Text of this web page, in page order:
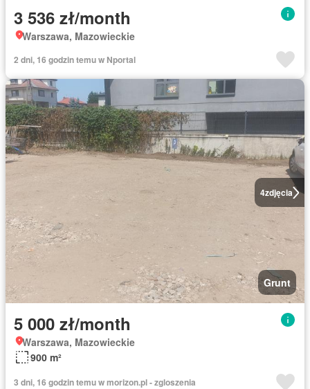
3 536 zł/month
Warszawa, Mazowieckie
2 dni, 16 godzin temu w Nportal
4zdjęcia
Grunt
5 000 zł/month
Warszawa, Mazowieckie
900 m²
3 dni, 16 godzin temu w morizon.pl - zgloszenia